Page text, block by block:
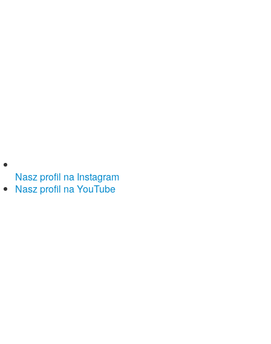
Nasz profil na Instagram
Nasz profil na YouTube